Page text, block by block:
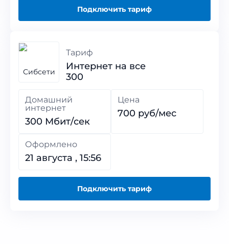
Подключить тариф
Тариф
Интернет на все
300
Домашний
интернет
300 Мбит/сек
Цена
700 руб/мес
Оформлено
21 августа , 15:56
Подключить тариф